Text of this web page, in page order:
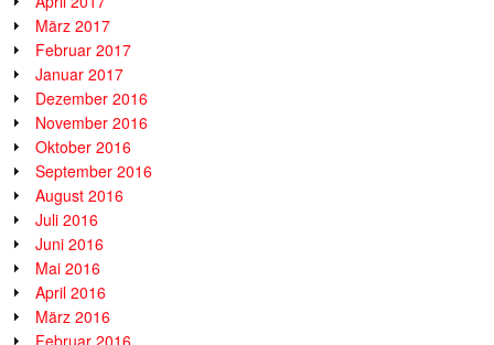
März 2017
Februar 2017
Januar 2017
Dezember 2016
November 2016
Oktober 2016
September 2016
August 2016
Juli 2016
Juni 2016
Mai 2016
April 2016
März 2016